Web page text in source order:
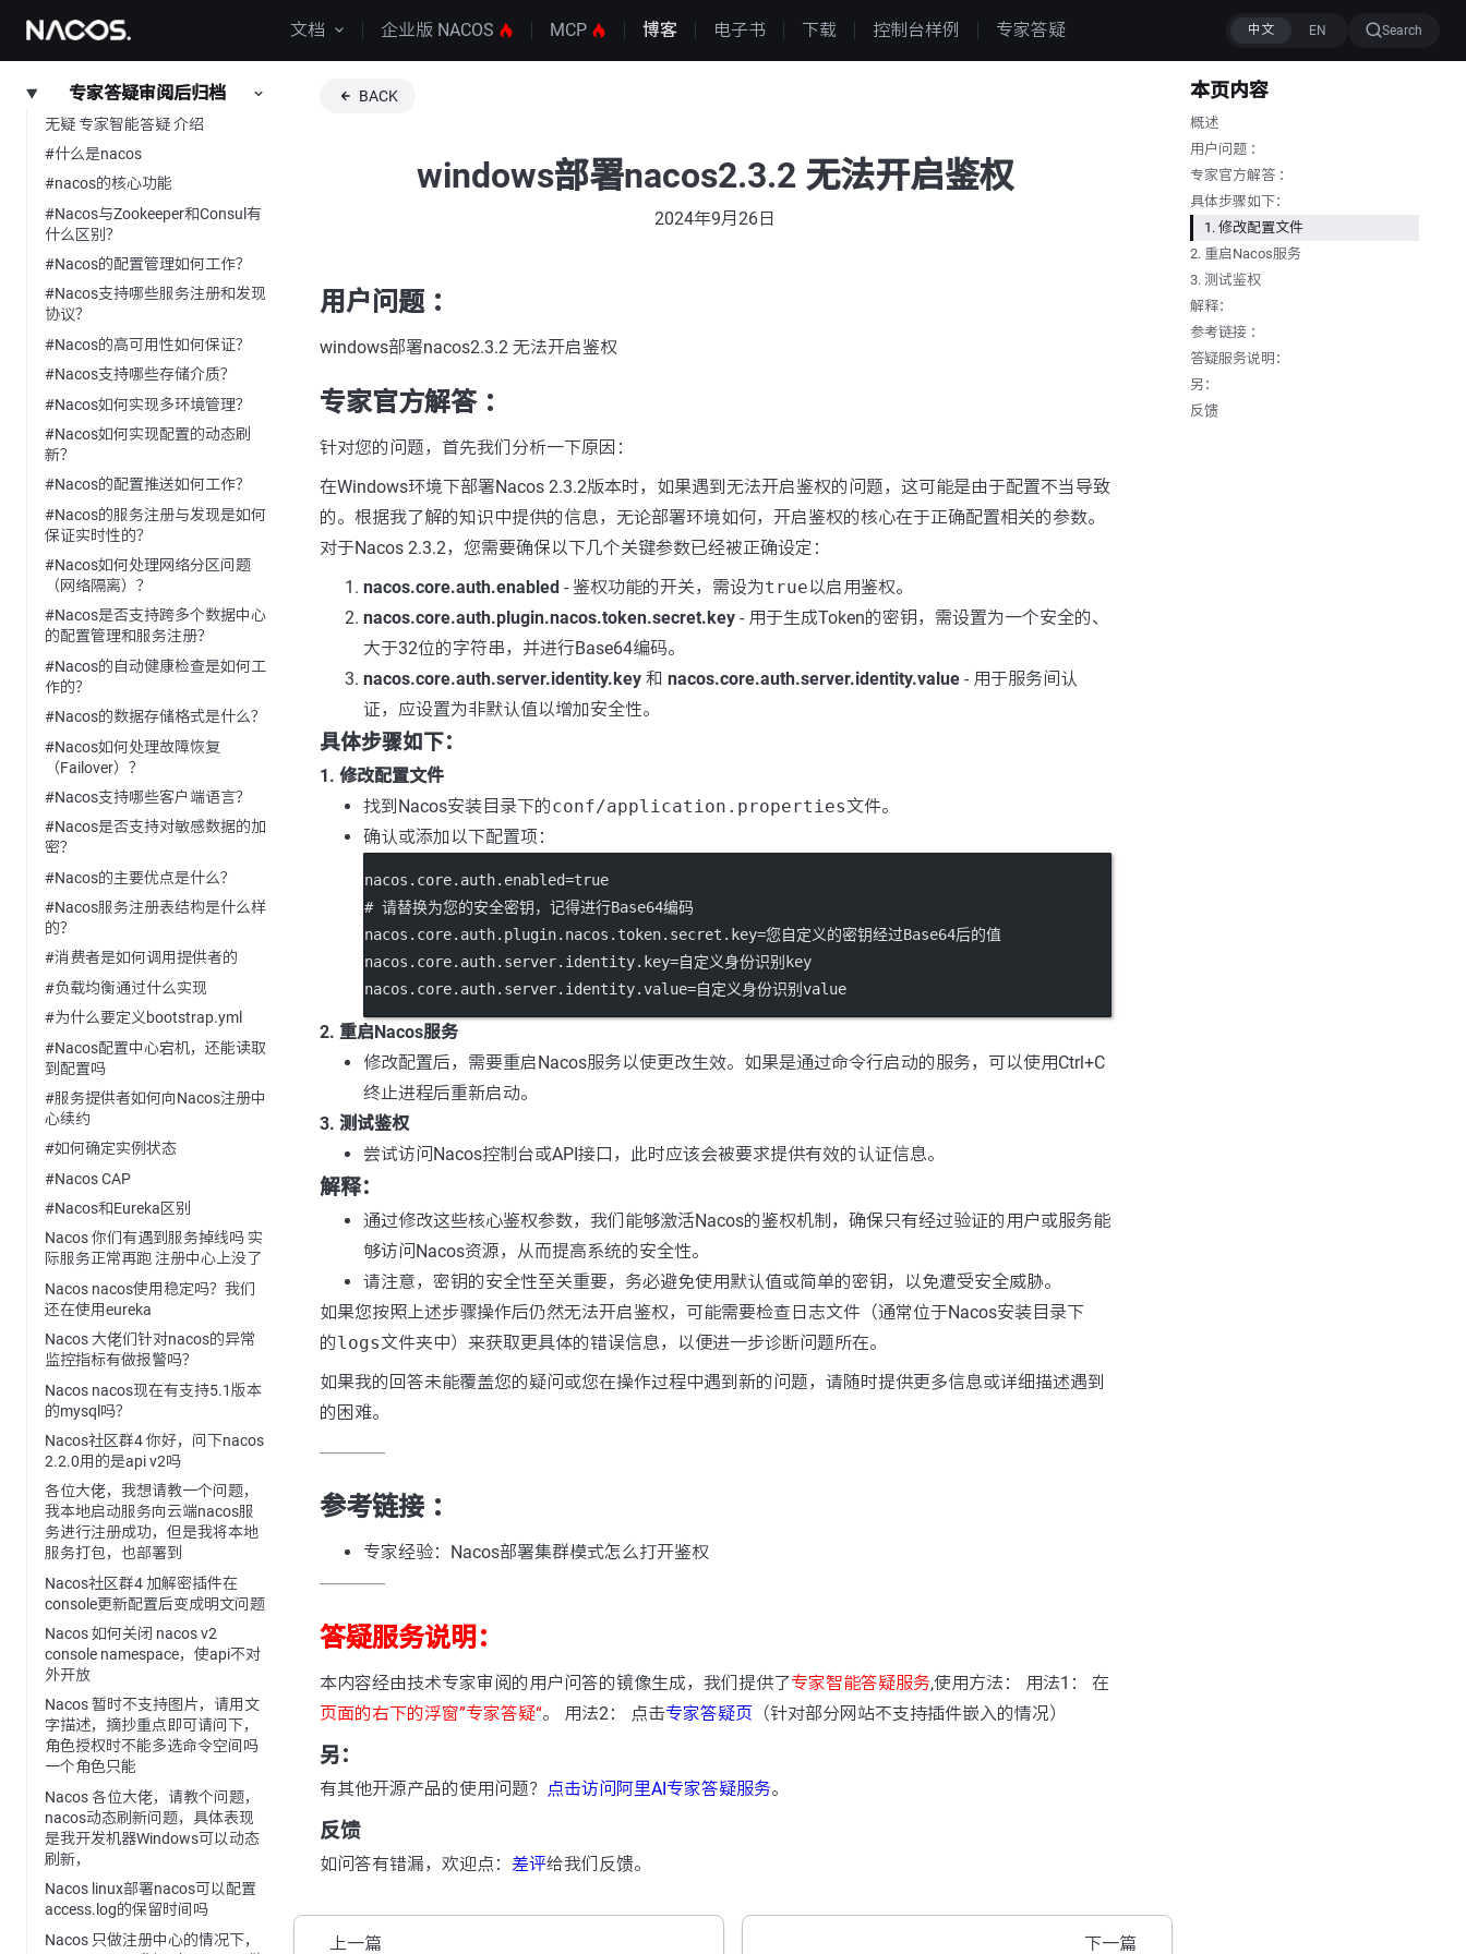
文档 企业版 NACOS MCP 博客 电子书 下载 控制台样例 专家答疑 Search
专家答疑审阅后归档
无疑 专家智能答疑 介绍
#什么是nacos
#nacos的核心功能
#Nacos与Zookeeper和Consul有
什么区别？
#Nacos的配置管理如何工作？
#Nacos支持哪些服务注册和发现
协议？
#Nacos的高可用性如何保证？
#Nacos支持哪些存储介质？
#Nacos如何实现多环境管理？
#Nacos如何实现配置的动态刷
新？
#Nacos的配置推送如何工作？
#Nacos的服务注册与发现是如何
保证实时性的？
#Nacos如何处理网络分区问题
（网络隔离）？
#Nacos是否支持跨多个数据中心
的配置管理和服务注册？
#Nacos的自动健康检查是如何工
作的？
#Nacos的数据存储格式是什么？
#Nacos如何处理故障恢复
（Failover）？
#Nacos支持哪些客户端语言？
#Nacos是否支持对敏感数据的加
密？
#Nacos的主要优点是什么？
#Nacos服务注册表结构是什么样
的？
#消费者是如何调用提供者的
#负载均衡通过什么实现
#为什么要定义bootstrap.yml
#Nacos配置中心宕机，还能读取
到配置吗
#服务提供者如何向Nacos注册中
心续约
#如何确定实例状态
#Nacos CAP
#Nacos和Eureka区别
Nacos 你们有遇到服务掉线吗 实
际服务正常再跑 注册中心上没了
Nacos nacos使用稳定吗？我们
还在使用eureka
Nacos 大佬们针对nacos的异常
监控指标有做报警吗？
Nacos nacos现在有支持5.1版本
的mysql吗？
Nacos社区群4 你好，问下nacos
2.2.0用的是api v2吗
各位大佬，我想请教一个问题，
我本地启动服务向云端nacos服
务进行注册成功，但是我将本地
服务打包，也部署到
Nacos社区群4 加解密插件在
console更新配置后变成明文问题
Nacos 如何关闭 nacos v2
console namespace，使api不对
外开放
Nacos 暂时不支持图片，请用文
字描述，摘抄重点即可请问下，
角色授权时不能多选命令空间吗
一个角色只能
Nacos 各位大佬，请教个问题，
nacos动态刷新问题，具体表现
是我开发机器Windows可以动态
刷新，
Nacos linux部署nacos可以配置
access.log的保留时间吗
Nacos 只做注册中心的情况下，
BACK
windows部署nacos2.3.2 无法开启鉴权
2024年9月26日
用户问题 ：
windows部署nacos2.3.2 无法开启鉴权
专家官方解答 ：
针对您的问题，首先我们分析一下原因：
在Windows环境下部署Nacos 2.3.2版本时，如果遇到无法开启鉴权的问题，这可能是由于配置不当导致
的。根据我了解的知识中提供的信息，无论部署环境如何，开启鉴权的核心在于正确配置相关的参数。
对于Nacos 2.3.2，您需要确保以下几个关键参数已经被正确设定：
nacos.core.auth.enabled- 鉴权功能的开关，需设为true以启用鉴权。
nacos.core.auth.plugin.nacos.token.secret.key- 用于生成Token的密钥，需设置为一个安全的、
大于32位的字符串，并进行Base64编码。
nacos.core.auth.server.identity.key和 nacos.core.auth.server.identity.value- 用于服务间认
证，应设置为非默认值以增加安全性。
具体步骤如下：
1. 修改配置文件
找到Nacos安装目录下的conf/application.properties文件。
确认或添加以下配置项：
nacos.core.auth.enabled=true
# 请替换为您的安全密钥，记得进行Base64编码
nacos.core.auth.plugin.nacos.token.secret.key=您自定义的密钥经过Base64后的值
nacos.core.auth.server.identity.key=自定义身份识别key
nacos.core.auth.server.identity.value=自定义身份识别value
2. 重启Nacos服务
修改配置后，需要重启Nacos服务以使更改生效。如果是通过命令行启动的服务，可以使用Ctrl+C
终止进程后重新启动。
3. 测试鉴权
尝试访问Nacos控制台或API接口，此时应该会被要求提供有效的认证信息。
解释：
通过修改这些核心鉴权参数，我们能够激活Nacos的鉴权机制，确保只有经过验证的用户或服务能
够访问Nacos资源，从而提高系统的安全性。
请注意，密钥的安全性至关重要，务必避免使用默认值或简单的密钥，以免遭受安全威胁。
如果您按照上述步骤操作后仍然无法开启鉴权，可能需要检查日志文件（通常位于Nacos安装目录下
的logs文件夹中）来获取更具体的错误信息，以便进一步诊断问题所在。
如果我的回答未能覆盖您的疑问或您在操作过程中遇到新的问题，请随时提供更多信息或详细描述遇到
的困难。
---------------
参考链接 ：
专家经验：Nacos部署集群模式怎么打开鉴权
---------------
答疑服务说明：
本内容经由技术专家审阅的用户问答的镜像生成，我们提供了专家智能答疑服务,使用方法： 用法1： 在
页面的右下的浮窗”专家答疑“。 用法2： 点击专家答疑页 （针对部分网站不支持插件嵌入的情况）
另：
有其他开源产品的使用问题？ 点击访问阿里AI专家答疑服务。
反馈
如问答有错漏，欢迎点： 差评给我们反馈。
上一篇 下一篇
本页内容
概述
用户问题 ：
专家官方解答 ：
具体步骤如下：
1. 修改配置文件
2. 重启Nacos服务
3. 测试鉴权
解释：
参考链接 ：
答疑服务说明：
另：
反馈